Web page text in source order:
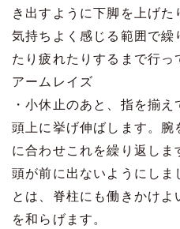
き出すように下脚を上げた
気持ちよく感じる範囲で
たり疲れたりするまで行っ
アームレイズ
・小休止のあと、指を揃
頭上に挙げ伸ばします。
に合わせこれを繰り返しま
頭が前に出ないようにし
とは、脊柱にも働きかけ
を和らげます。